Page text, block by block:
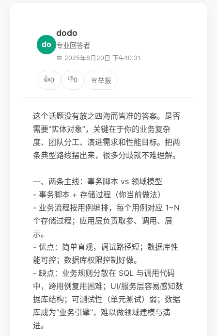
do
dodo
专业回答者
📅 2025年8月20日 下午10:31
👍0 👎0 🚨举报
这个话题没有放之四海而皆准的答案。是否
需要“实体对象”，关键在于你的业务复杂
度、团队分工、演进需求和性能目标。把两
条典型路线摆出来，很多分歧就不难理解。
一、两条主线：事务脚本 vs 领域模型
- 事务脚本 + 存储过程（你当前做法）
- 业务流程按用例编排，每个用例对应 1~N
个存储过程；应用层负责取参、调用、展
示。
- 优点：简单直观，调试路径短；数据库性
能可控；数据库权限控制好做。
- 缺点：业务规则分散在 SQL 与调用代码
中，跨用例复用困难；UI/服务层容易感知数
据库结构；可测试性（单元测试）弱；数据
库成为“业务引擎”，难以做领域建模与演
进。